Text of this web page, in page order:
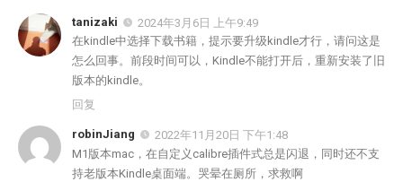
tanizaki
2024年3月6日 上午9:49
在kindle中选择下载书籍，提示要升级kindle才行，请问这是
怎么回事。前段时间可以，Kindle不能打开后，重新安装了旧
版本的kindle。
回复
robinJiang
2022年11月20日 下午1:48
M1版本mac，在自定义calibre插件式总是闪退，同时还不支
持老版本Kindle桌面端。哭晕在厕所，求救啊